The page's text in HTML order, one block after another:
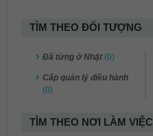
TÌM THEO ĐỐI TƯỢNG
Đã từng ở Nhật (0)
Cấp quản lý điều hành
(0)
TÌM THEO NƠI LÀM VIỆC